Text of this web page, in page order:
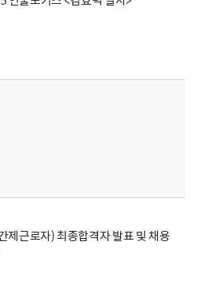
제근로자) 최종합격자 발표 및 채용